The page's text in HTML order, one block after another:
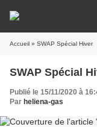
Accueil » SWAP Spécial Hiver
SWAP Spécial
Publié le 15/11/2020 à
Par heliena-gas